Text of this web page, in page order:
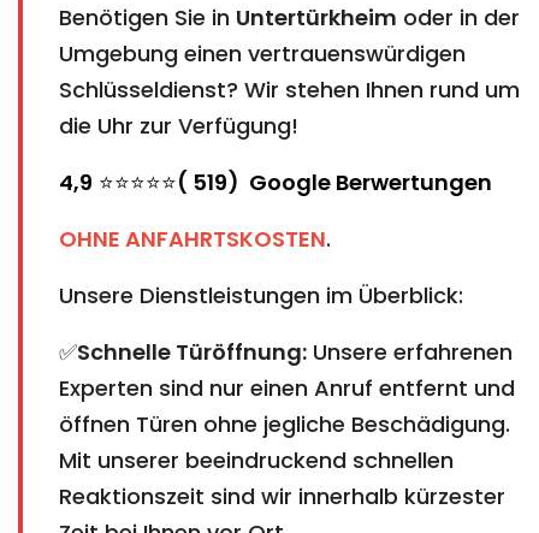
Benötigen Sie in Untertürkheim oder in der
Umgebung einen vertrauenswürdigen
Schlüsseldienst? Wir stehen Ihnen rund um
die Uhr zur Verfügung!
4,9 ⭐⭐⭐⭐⭐( 519) Google Berwertungen
OHNE ANFAHRTSKOSTEN.
Unsere Dienstleistungen im Überblick:
✅Schnelle Türöffnung: Unsere erfahrenen
Experten sind nur einen Anruf entfernt und
öffnen Türen ohne jegliche Beschädigung.
Mit unserer beeindruckend schnellen
Reaktionszeit sind wir innerhalb kürzester